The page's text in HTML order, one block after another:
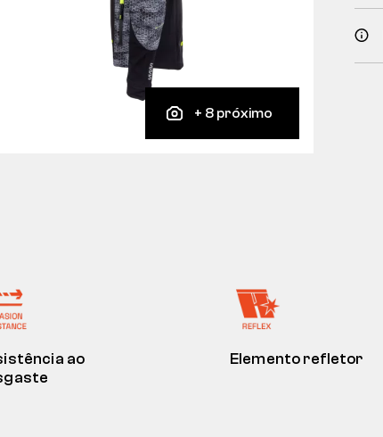
+ 8 próximo
ao
Elemento refletor